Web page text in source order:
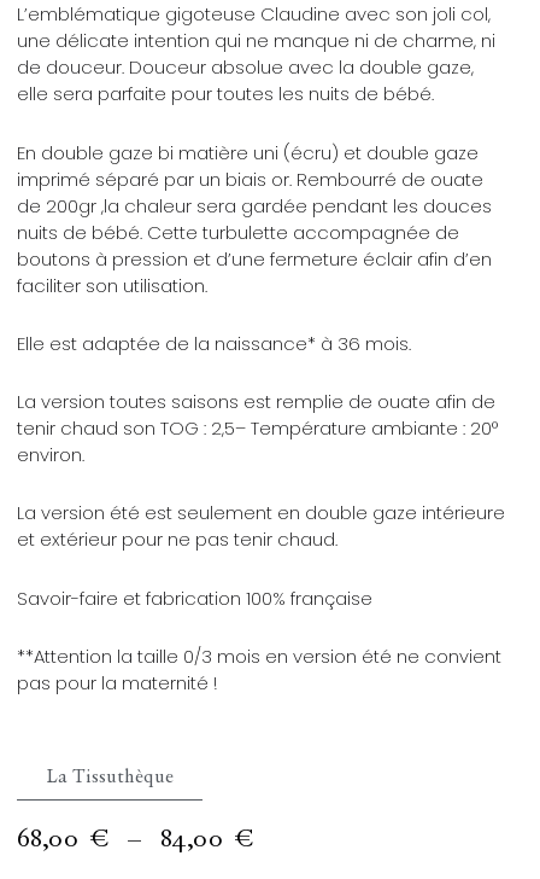
L’emblématique gigoteuse Claudine avec son joli col,
une délicate intention qui ne manque ni de charme, ni
de douceur. Douceur absolue avec la double gaze,
elle sera parfaite pour toutes les nuits de bébé.
En double gaze bi matière uni (écru) et double gaze
imprimé séparé par un biais or. Rembourré de ouate
de 200gr ,la chaleur sera gardée pendant les douces
nuits de bébé. Cette turbulette accompagnée de
boutons à pression et d’une fermeture éclair afin d’en
faciliter son utilisation.
Elle est adaptée de la naissance* à 36 mois.
La version toutes saisons est remplie de ouate afin de
tenir chaud son TOG : 2,5– Température ambiante : 20°
environ.
La version été est seulement en double gaze intérieure
et extérieur pour ne pas tenir chaud.
Savoir-faire et fabrication 100% française
**Attention la taille 0/3 mois en version été ne convient
pas pour la maternité !
La Tissuthèque
68,00 € – 84,00 €PLAGE